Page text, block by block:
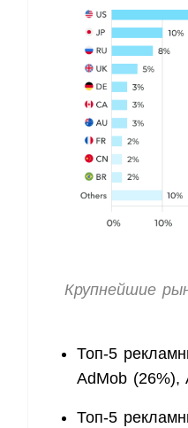
Крупнейшие
Топ-5
AdMob (26%),
Топ-5